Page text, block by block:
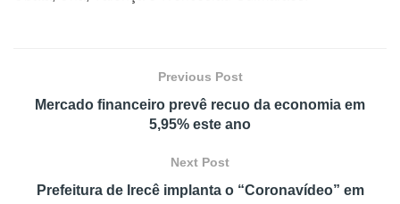
Previous Post
Mercado financeiro prevê recuo da economia em
5,95% este ano
Next Post
Prefeitura de Irecê implanta o “Coronavídeo” em